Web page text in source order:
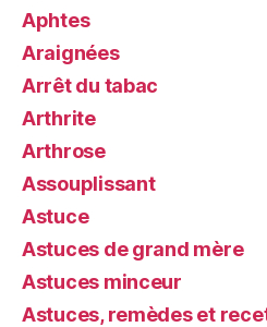
Aphtes
Araignées
Arrêt du tabac
Arthrite
Arthrose
Assouplissant
Astuce
Astuces de grand mère
Astuces minceur
Astuces, remèdes et